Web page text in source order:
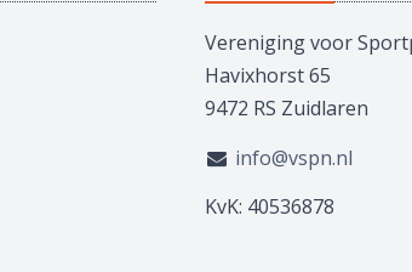
Vereniging voor
Havixhorst 65
9472 RS Zuidlaren
info@vspn.nl
KvK: 40536878